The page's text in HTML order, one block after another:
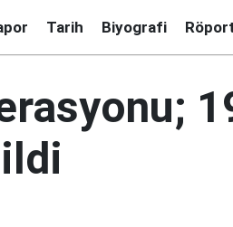
Tarih Biyografi